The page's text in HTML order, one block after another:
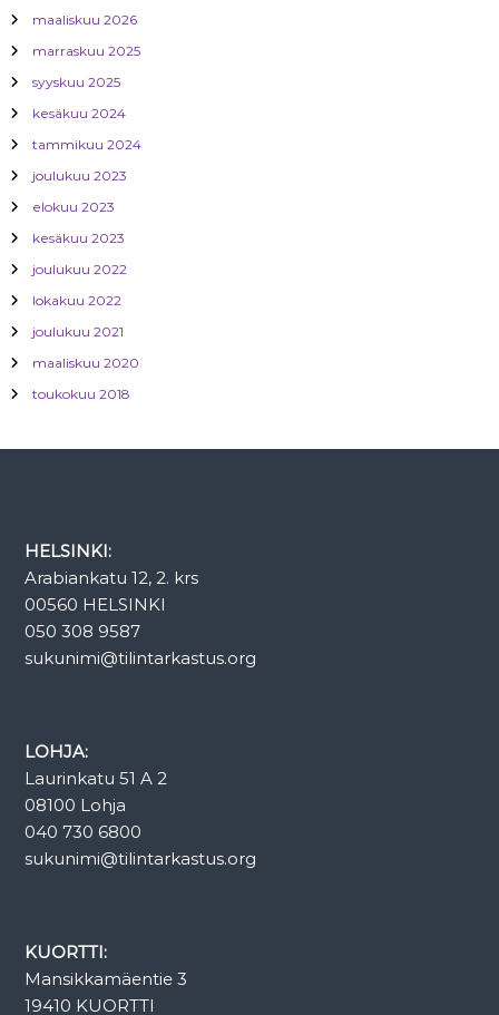
n
s
e
l
a
u
s
maaliskuu 2026
marraskuu 2025
syyskuu 2025
kesäkuu 2024
tammikuu 2024
joulukuu 2023
elokuu 2023
kesäkuu 2023
joulukuu 2022
lokakuu 2022
joulukuu 2021
maaliskuu 2020
toukokuu 2018
HELSINKI:
Arabiankatu 12, 2. krs
00560 HELSINKI
050 308 9587
sukunimi@tilintarkastus.org
LOHJA:
Laurinkatu 51 A 2
08100 Lohja
040 730 6800
sukunimi@tilintarkastus.org
KUORTTI:
Mansikkamäentie 3
19410 KUORTTI